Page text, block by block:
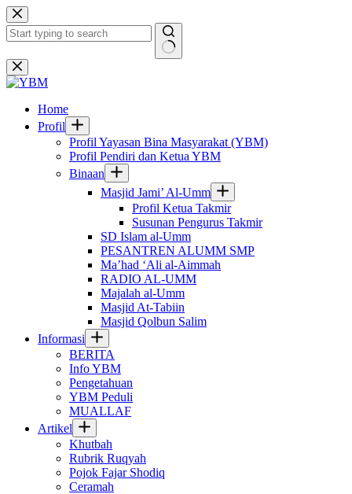
Skip
to
content
No
results
Home
Profil
Profil Yayasan Bina Masyarakat (YBM)
Profil Pendiri dan Ketua YBM
Binaan
Masjid Jami’ Al-Umm
Profil Ketua Takmir
Susunan Pengurus Takmir
SD Islam al-Umm
PESANTREN ALUMM SMP
Ma’had ‘Ali al-Aimmah
RADIO AL-UMM
Majalah al-Umm
Masjid At-Tabiin
Masjid Qolbun Salim
Informasi
BERITA
Info YBM
Pengetahuan
YBM Peduli
MUALLAF
Artikel
Khutbah
Rubrik Ruqyah
Pojok Fajar Shodiq
Ceramah